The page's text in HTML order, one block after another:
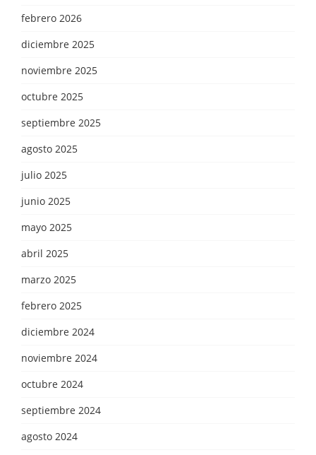
febrero 2026
diciembre 2025
noviembre 2025
octubre 2025
septiembre 2025
agosto 2025
julio 2025
junio 2025
mayo 2025
abril 2025
marzo 2025
febrero 2025
diciembre 2024
noviembre 2024
octubre 2024
septiembre 2024
agosto 2024